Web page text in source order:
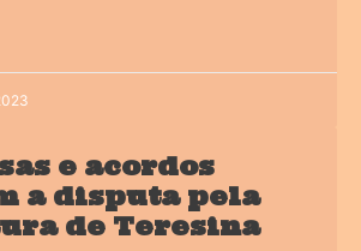
e acordos
a disputa pela
de Teresina